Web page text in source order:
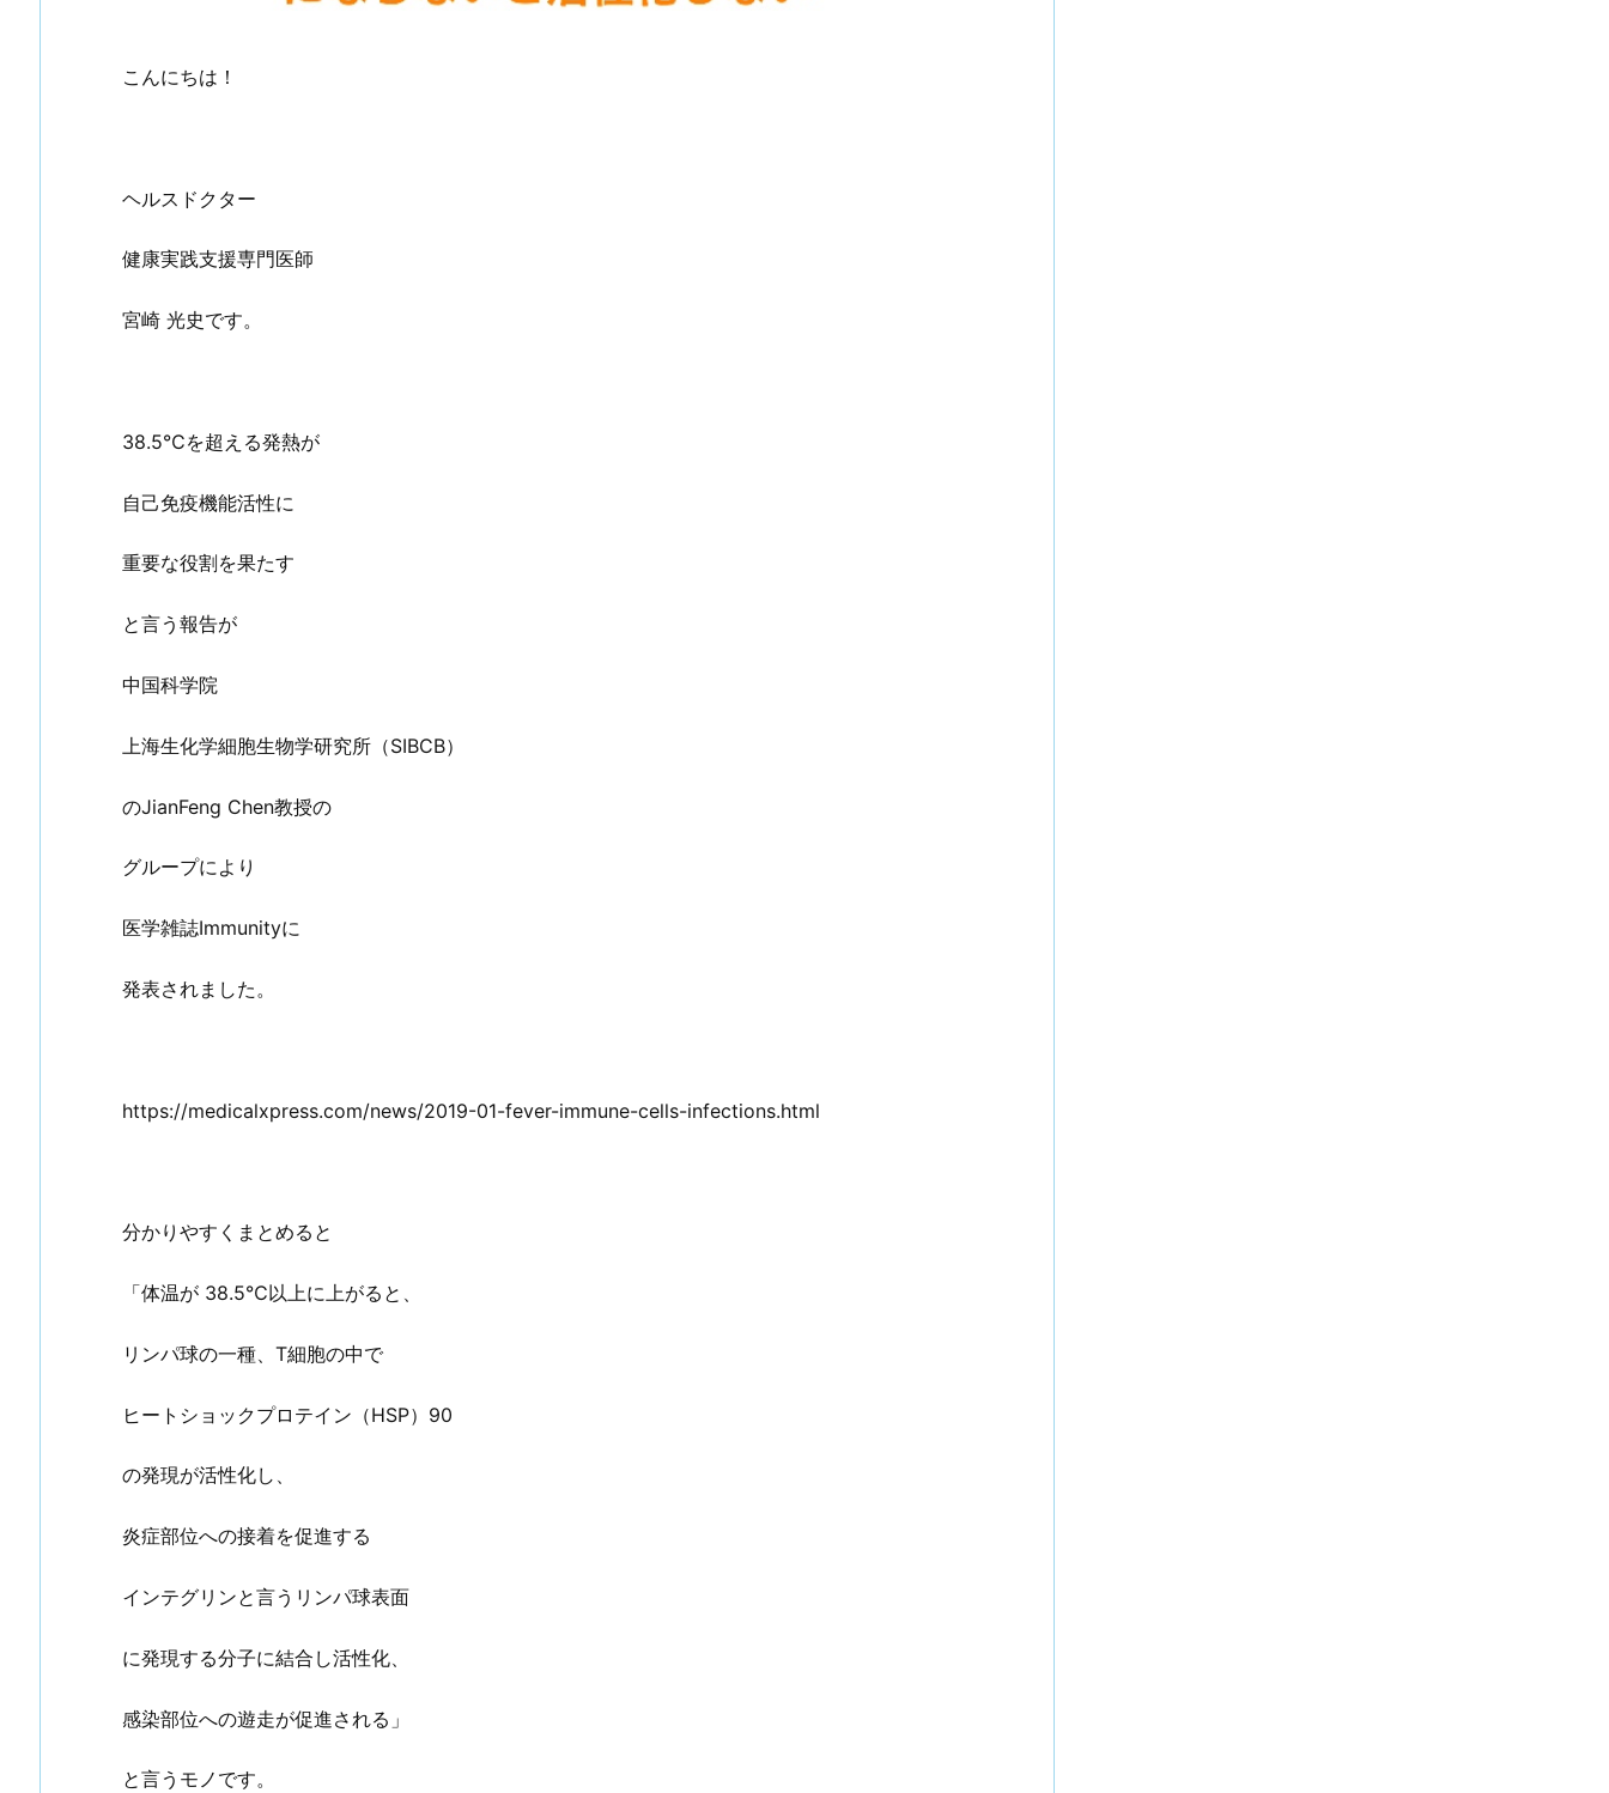
こんにちは！
ヘルスドクター
健康実践支援専門医師
宮崎 光史です。
38.5℃を超える発熱が
自己免疫機能活性に
重要な役割を果たす
と言う報告が
中国科学院
上海生化学細胞生物学研究所（SIBCB）
のJianFeng Chen教授の
グループにより
医学雑誌Immunityに
発表されました。
https://medicalxpress.com/news/2019-01-fever-immune-cells-infections.html
分かりやすくまとめると
「体温が 38.5℃以上に上がると、
リンパ球の一種、T細胞の中で
ヒートショックプロテイン（HSP）90
の発現が活性化し、
炎症部位への接着を促進する
インテグリンと言うリンパ球表面
に発現する分子に結合し活性化、
感染部位への遊走が促進される」
と言うモノです。